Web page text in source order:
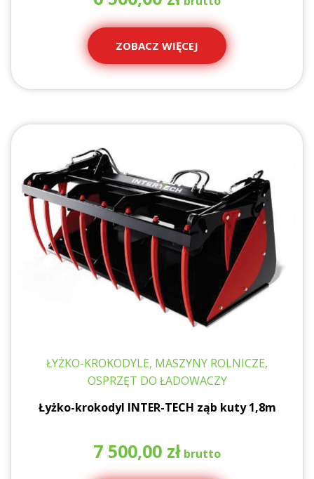
ZOBACZ WIĘCEJ
ŁYŻKO-KROKODYLE, MASZYNY ROLNICZE,
OSPRZĘT DO ŁADOWACZY
Łyżko-krokodyl INTER-TECH ząb kuty 1,8m
7 500,00 zł